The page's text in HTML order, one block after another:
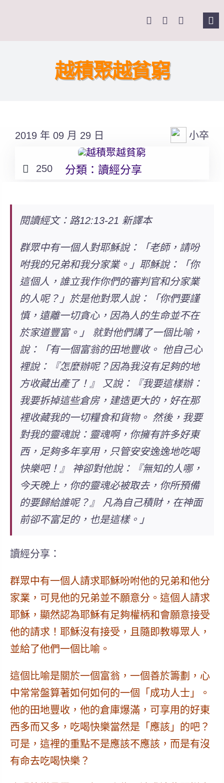
越積聚越貧窮
2019 年 09 月 29 日 小卒
250 分類：讀經分享
閱讀經文：路12:13-21 新譯本
群眾中有一個人對耶穌說：「老師，請吩
咐我的兄弟和我分家業。」耶穌說：「你
這個人，誰立我作你們的審判官和分家業
的人呢？」於是他對眾人說：「你們要謹
慎，遠離一切貪心，因為人的生命並不在
於家道豐富。」 就對他們講了一個比喻，
說：「有一個富翁的田地豐收。 他自己心
裡說：『怎麼辦呢？因為我沒有足夠的地
方收藏出產了！』 又說：『我要這樣辦：
我要拆掉這些倉房，建造更大的，好在那
裡收藏我的一切糧食和貨物。 然後，我要
對我的靈魂說：靈魂啊，你擁有許多好東
西，足夠多年享用，只管安安逸逸地吃喝
快樂吧！』 神卻對他說：『無知的人哪，
今天晚上，你的靈魂必被取去，你所預備
的要歸給誰呢？』 凡為自己積財，在神面
前卻不富足的，也是這樣。」
讀經分享：
群眾中有一個人請求耶穌吩咐他的兄弟和他分
家業，可見他的兄弟並不願意分。這個人請求
耶穌，顯然認為耶穌有足夠權柄和會願意接受
他的請求！耶穌沒有接受，且隨即教導眾人，
並給了他們一個比喻。
這個比喻是關於一個富翁，一個善於籌劃，心
中常常盤算著如何如何的一個「成功人士」。
他的田地豐收，他的倉庫爆滿，可享用的好東
西多而又多，吃喝快樂當然是「應該」的吧？
可是，這裡的重點不是應該不應該，而是有沒
有命去吃喝快樂 ？